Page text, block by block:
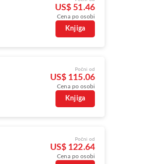
US$ 51.46
Cena po osobi
Knjiga
Počni od
US$ 115.06
Cena po osobi
Knjiga
Počni od
US$ 122.64
Cena po osobi